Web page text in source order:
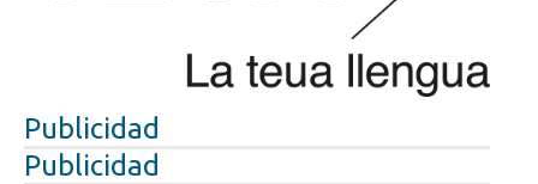
Publicidad
Publicidad